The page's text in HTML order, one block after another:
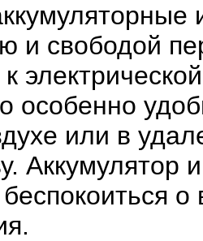
и свободой
особенно
или в